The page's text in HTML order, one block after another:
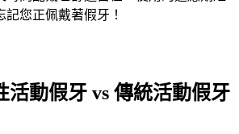
您正佩戴著假牙！
活動假牙 vs 傳統活動假牙